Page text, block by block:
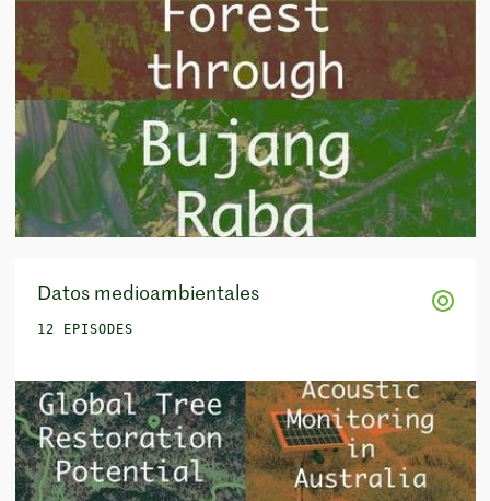
Datos medioambientales
12 EPISODES